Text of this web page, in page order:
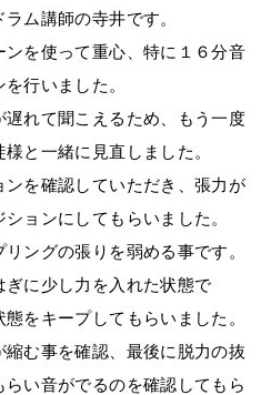
ム講師の寺井です。
を使って重心、特に１６分音
行いました。
れて聞こえるため、もう一度
と一緒に見直しました。
を確認していただき、張力が
ョンにしてもらいました。
ングの張りを弱める事です。
に少し力を入れた状態で
をキープしてもらいました。
む事を確認、最後に脱力の抜
い音がでるのを確認してもら